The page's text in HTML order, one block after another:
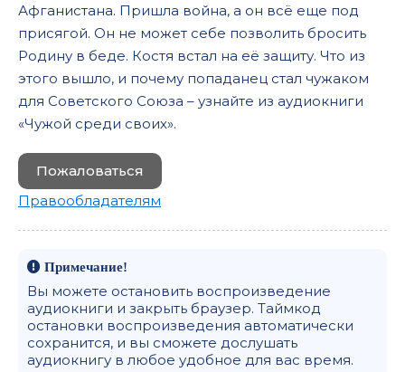
Афганистана. Пришла война, а он всё еще под
присягой. Он не может себе позволить бросить
Родину в беде. Костя встал на её защиту. Что из
этого вышло, и почему попаданец стал чужаком
для Советского Союза – узнайте из аудиокниги
«Чужой среди своих».
Пожаловаться
Правообладателям
Примечание!
Вы можете остановить воспроизведение
аудиокниги и закрыть браузер. Таймкод
остановки воспроизведения автоматически
сохранится, и вы сможете дослушать
аудиокнигу в любое удобное для вас время.